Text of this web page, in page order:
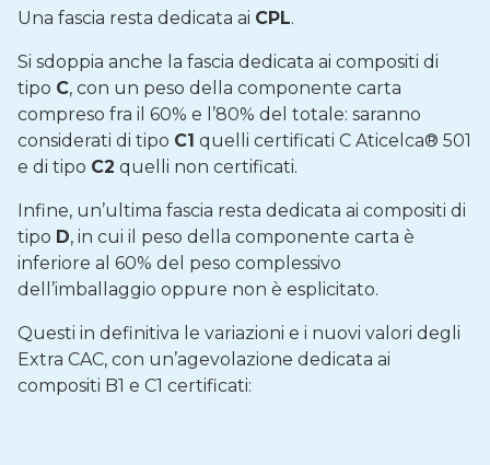
Una fascia resta dedicata ai CPL.
Si sdoppia anche la fascia dedicata ai compositi di
tipo C, con un peso della componente carta
compreso fra il 60% e l’80% del totale: saranno
considerati di tipo C1 quelli certificati C Aticelca® 501
e di tipo C2 quelli non certificati.
Infine, un’ultima fascia resta dedicata ai compositi di
tipo D, in cui il peso della componente carta è
inferiore al 60% del peso complessivo
dell’imballaggio oppure non è esplicitato.
Questi in definitiva le variazioni e i nuovi valori degli
Extra CAC, con un’agevolazione dedicata ai
compositi B1 e C1 certificati: